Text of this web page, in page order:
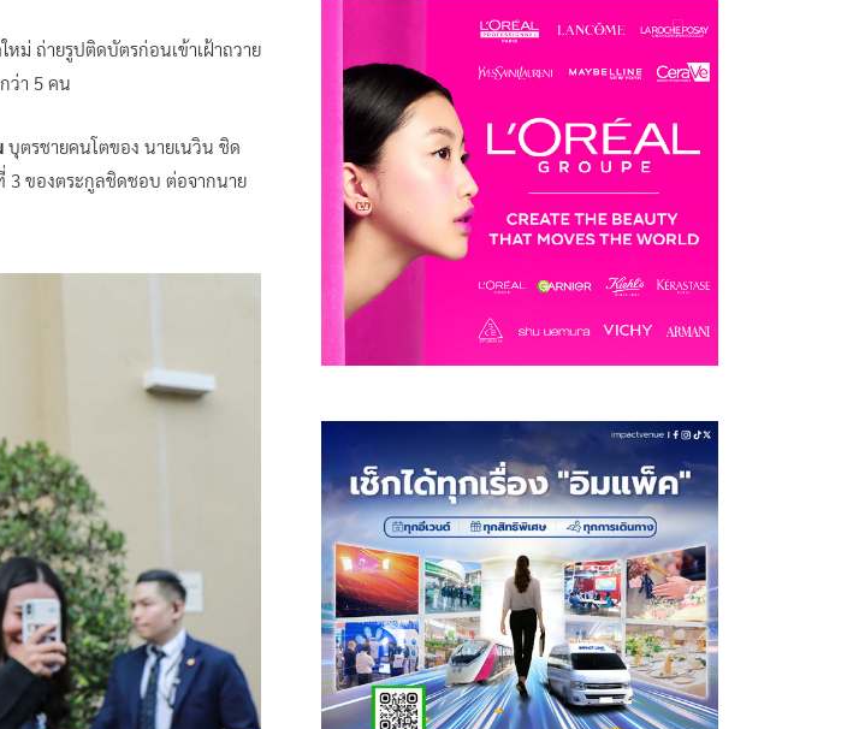
ม่ ถ่ายรูปติดบัตรก่อนเข้าเฝ้าถวาย
ว่า 5 คน
บุตรชายคนโตของ นายเนวิน ชิด
3 ของตระกูลชิดชอบ ต่อจากนาย